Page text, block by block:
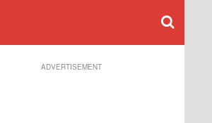
ADVERTISEMENT